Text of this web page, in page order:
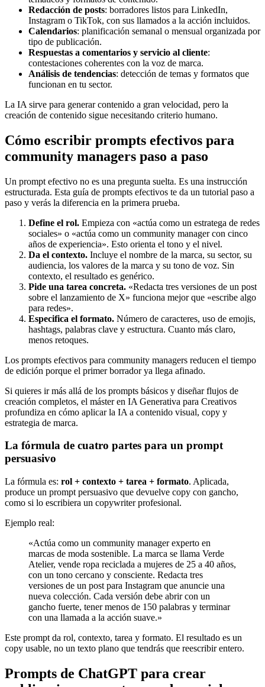
Redacción de posts: borradores listos para LinkedIn,
Instagram o TikTok, con sus llamados a la acción incluidos.
Calendarios: planificación semanal o mensual organizada por
tipo de publicación.
Respuestas a comentarios y servicio al cliente:
contestaciones coherentes con la voz de marca.
Análisis de tendencias: detección de temas y formatos que
funcionan en tu sector.
La IA sirve para generar contenido a gran velocidad, pero la
creación de contenido sigue necesitando criterio humano.
Cómo escribir prompts efectivos para
community managers paso a paso
Un prompt efectivo no es una pregunta suelta. Es una instrucción
estructurada. Esta guía de prompts efectivos te da un tutorial paso a
paso y verás la diferencia en la primera prueba.
Define el rol. Empieza con «actúa como un estratega de redes
sociales» o «actúa como un community manager con cinco
años de experiencia». Esto orienta el tono y el nivel.
Da el contexto. Incluye el nombre de la marca, su sector, su
audiencia, los valores de la marca y su tono de voz. Sin
contexto, el resultado es genérico.
Pide una tarea concreta. «Redacta tres versiones de un post
sobre el lanzamiento de X» funciona mejor que «escribe algo
para redes».
Especifica el formato. Número de caracteres, uso de emojis,
hashtags, palabras clave y estructura. Cuanto más claro,
menos retoques.
Los prompts efectivos para community managers reducen el tiempo
de edición porque el primer borrador ya llega afinado.
Si quieres ir más allá de los prompts básicos y diseñar flujos de
creación completos, el máster en IA Generativa para Creativos
profundiza en cómo aplicar la IA a contenido visual, copy y
estrategia de marca.
La fórmula de cuatro partes para un prompt
persuasivo
La fórmula es: rol + contexto + tarea + formato. Aplicada,
produce un prompt persuasivo que devuelve copy con gancho,
como si lo escribiera un copywriter profesional.
Ejemplo real:
«Actúa como un community manager experto en
marcas de moda sostenible. La marca se llama Verde
Atelier, vende ropa reciclada a mujeres de 25 a 40 años,
con un tono cercano y consciente. Redacta tres
versiones de un post para Instagram que anuncie una
nueva colección. Cada versión debe abrir con un
gancho fuerte, tener menos de 150 palabras y terminar
con una llamada a la acción suave.»
Este prompt da rol, contexto, tarea y formato. El resultado es un
copy usable, no un texto plano que tendrás que reescribir entero.
Prompts de ChatGPT para crear